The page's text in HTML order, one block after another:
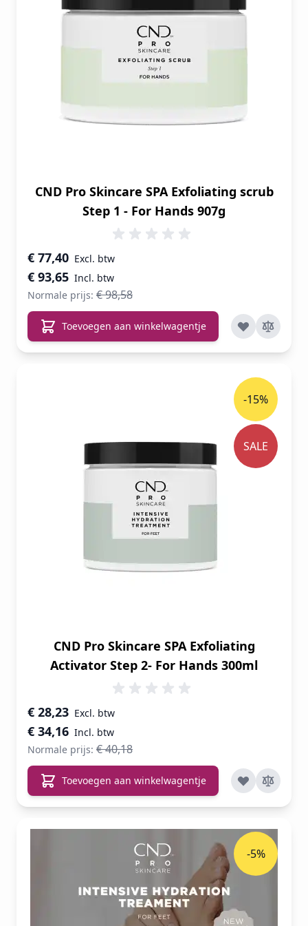
CND Pro Skincare SPA Exfoliating scrub
Step 1 - For Hands 907g
Speciale prijs
€ 93,65
€ 77,40
Normale prijs: € 98,58
Toevoegen aan winkelwagentje
CND Pro Skincare SPA Exfoliating
Activator Step 2- For Hands 300ml
Speciale prijs
€ 34,16
€ 28,23
Normale prijs: € 40,18
-15%
SALE
Toevoegen aan winkelwagentje
-5%